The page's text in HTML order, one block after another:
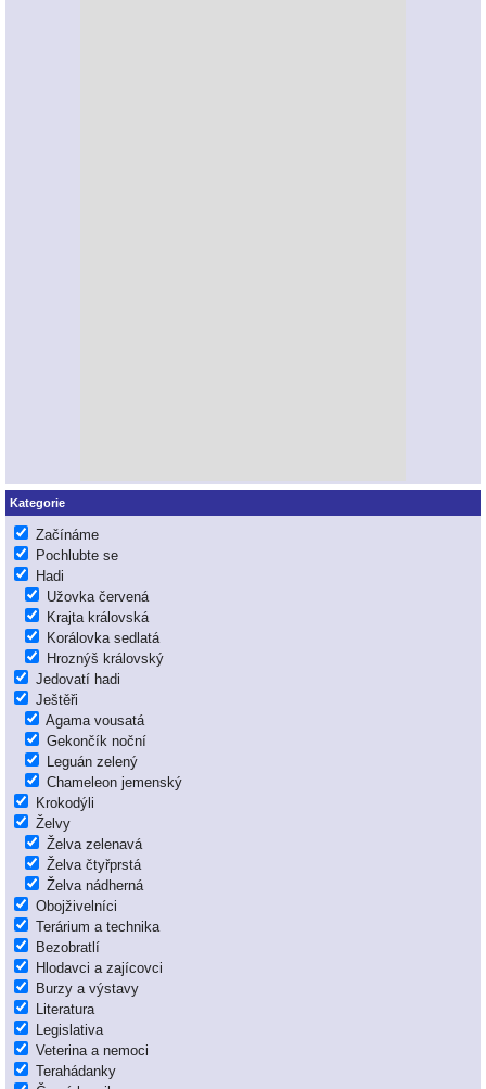
Kategorie
Začínáme
Pochlubte se
Hadi
Užovka červená
Krajta královská
Korálovka sedlatá
Hroznýš královský
Jedovatí hadi
Ještěři
Agama vousatá
Gekončík noční
Leguán zelený
Chameleon jemenský
Krokodýli
Želvy
Želva zelenavá
Želva čtyřprstá
Želva nádherná
Obojživelníci
Terárium a technika
Bezobratlí
Hlodavci a zajícovci
Burzy a výstavy
Literatura
Legislativa
Veterina a nemoci
Terahádanky